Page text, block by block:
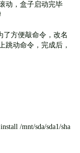
动，盒子启动完毕
了方便敲命令，改名
跳动命令，完成后，
/mnt/sda/sda1/sha